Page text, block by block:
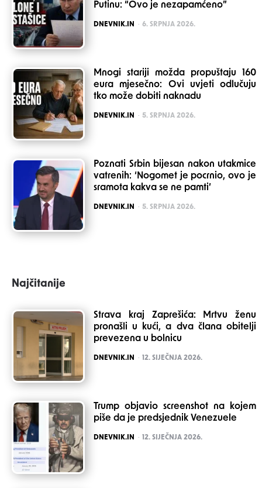
Putinu: “Ovo je nezapamćeno”
POSTED
DNEVNIK.IN 6. SRPNJA 2026.
Mnogi stariji možda propuštaju 160
eura mjesečno: Ovi uvjeti odlučuju
tko može dobiti naknadu
POSTED
DNEVNIK.IN 5. SRPNJA 2026.
Poznati Srbin bijesan nakon utakmice
vatrenih: ‘Nogomet je pocrnio, ovo je
sramota kakva se ne pamti’
POSTED
DNEVNIK.IN 5. SRPNJA 2026.
Najčitanije
Strava kraj Zaprešića: Mrtvu ženu
pronašli u kući, a dva člana obitelji
prevezena u bolnicu
POSTED
DNEVNIK.IN 12. SIJEČNJA 2026.
Trump objavio screenshot na kojem
piše da je predsjednik Venezuele
POSTED
DNEVNIK.IN 12. SIJEČNJA 2026.